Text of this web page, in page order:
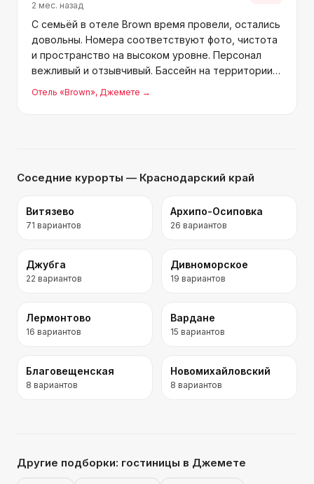
2 мес. назад
С семьёй в отеле Brown время провели, остались
довольны. Номера соответствуют фото, чистота
и пространство на высоком уровне. Персонал
вежливый и отзывчивый. Бассейн на территории,
Отель «Brown», Джемете →
Соседние курорты — Краснодарский край
Витязево
71 вариантов
Архипо-Осиповка
26 вариантов
Джубга
22 вариантов
Дивноморское
19 вариантов
Лермонтово
16 вариантов
Вардане
15 вариантов
Благовещенская
8 вариантов
Новомихайловский
8 вариантов
Другие подборки: гостиницы в Джемете